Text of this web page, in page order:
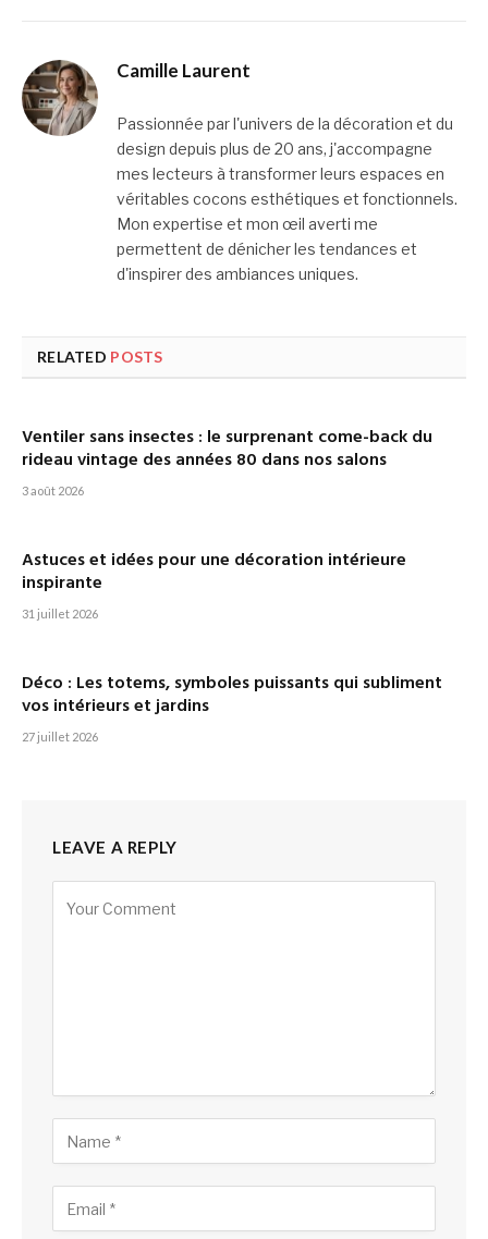
Camille Laurent
Passionnée par l'univers de la décoration et du
design depuis plus de 20 ans, j'accompagne
mes lecteurs à transformer leurs espaces en
véritables cocons esthétiques et fonctionnels.
Mon expertise et mon œil averti me
permettent de dénicher les tendances et
d'inspirer des ambiances uniques.
RELATED POSTS
Ventiler sans insectes : le surprenant come-back du
rideau vintage des années 80 dans nos salons
3 août 2026
Astuces et idées pour une décoration intérieure
inspirante
31 juillet 2026
Déco : Les totems, symboles puissants qui subliment
vos intérieurs et jardins
27 juillet 2026
LEAVE A REPLY